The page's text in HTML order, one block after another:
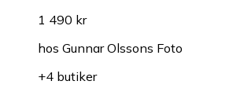
1 490 kr
hos Gunnar Olssons Foto
+4 butiker